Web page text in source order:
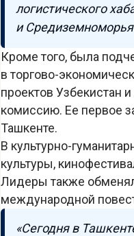
логистического
и
Кроме того, была
в торгово-
проектов Узбекистан
комиссию. Ее первое
Ташкенте.
В культурно-
культуры,
Лидеры также
международной
«Сегодня в